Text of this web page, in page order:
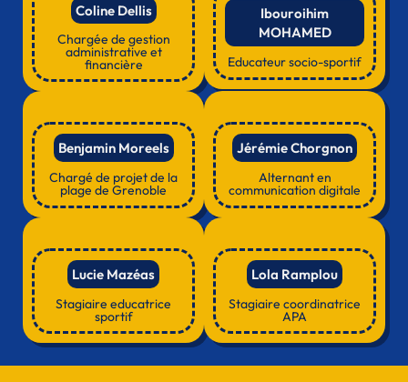
Coline Dellis
Chargée de gestion
administrative et
financière
Ibouroihim
MOHAMED
Educateur socio-sportif
Benjamin Moreels
Chargé de projet de la
plage de Grenoble
Jérémie Chorgnon
Alternant en
communication digitale
Lucie Mazéas
Stagiaire educatrice
sportif
Lola Ramplou​
Stagiaire coordinatrice
APA